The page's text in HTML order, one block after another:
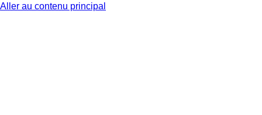
Aller au contenu principal